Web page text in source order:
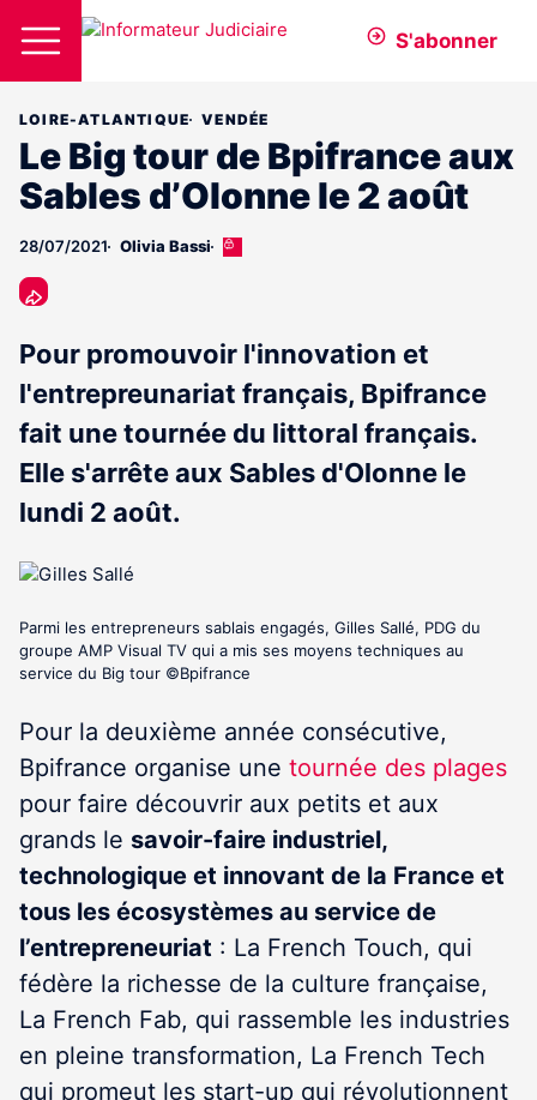
S'abonner
LOIRE-ATLANTIQUE VENDÉE
Le Big tour de Bpifrance aux
Sables d’Olonne le 2 août
28/07/2021 Olivia Bassi
Cet
aux
abonnés
Pour promouvoir l'innovation et
l'entrepreunariat français, Bpifrance
fait une tournée du littoral français.
Elle s'arrête aux Sables d'Olonne le
lundi 2 août.
Parmi les entrepreneurs sablais engagés, Gilles Sallé, PDG du
groupe AMP Visual TV qui a mis ses moyens techniques au
service du Big tour ©Bpifrance
Pour la deuxième année consécutive,
Bpifrance organise une tournée des plages
pour faire découvrir aux petits et aux
grands le savoir-faire industriel,
technologique et innovant de la France et
tous les écosystèmes au service de
l’entrepreneuriat : La French Touch, qui
fédère la richesse de la culture française,
La French Fab, qui rassemble les industries
en pleine transformation, La French Tech
qui promeut les start-up qui révolutionnent